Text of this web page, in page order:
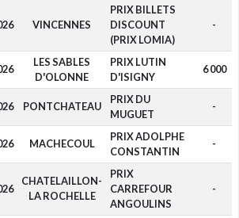
VINCENNES
PRIX BILLETS
DISCOUNT
(PRIX LOMIA)
-
LES SABLES
D'OLONNE
PRIX LUTIN
D'ISIGNY
6 000
PONTCHATEAU
PRIX DU
MUGUET
-
MACHECOUL
PRIX ADOLPHE
CONSTANTIN
-
CHATELAILLON-
LA ROCHELLE
PRIX
CARREFOUR
ANGOULINS
-